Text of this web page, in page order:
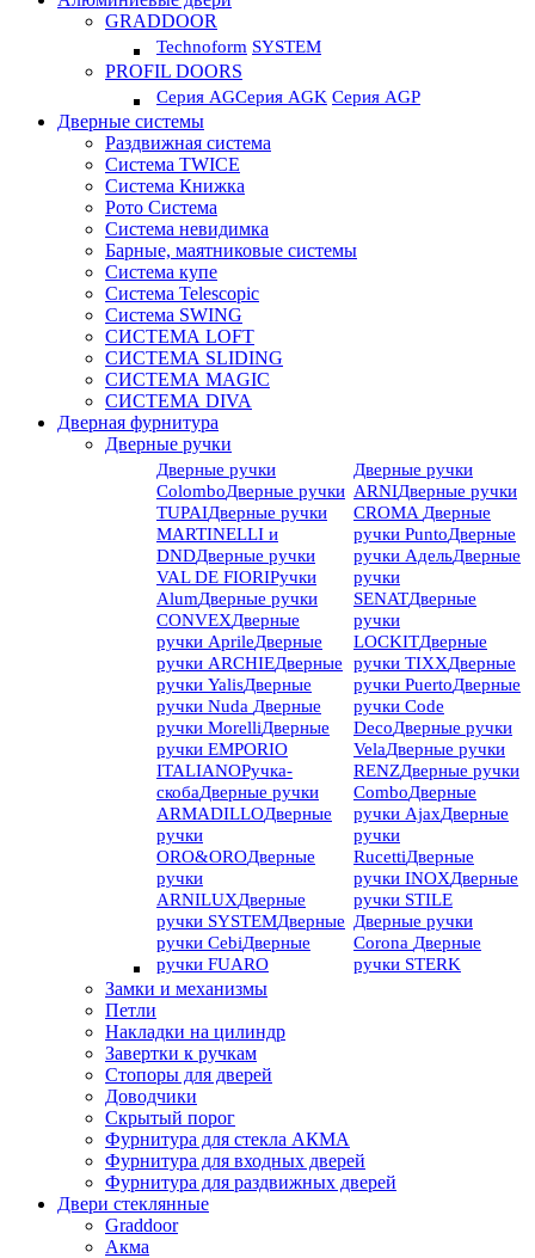
GRADDOOR
Technoform SYSTEM
PROFIL DOORS
Серия AGСерия AGK Серия AGP
Дверные системы
Раздвижная система
Система TWICE
Система Книжка
Рото Система
Система невидимка
Барные, маятниковые системы
Система купе
Система Telescopic
Система SWING
СИСТЕМА LOFT
СИСТЕМА SLIDING
СИСТЕМА MAGIC
СИСТЕМА DIVA
Дверная фурнитура
Дверные ручки
Дверные ручки
ColomboДверные ручки
TUPAIДверные ручки
MARTINELLI и
DNDДверные ручки
VAL DE FIORIРучки
AlumДверные ручки
CONVEXДверные
ручки AprileДверные
ручки ARCHIEДверные
ручки YalisДверные
ручки Nuda Дверные
ручки MorelliДверные
ручки EMPORIO
ITALIANOРучка-
скобаДверные ручки
ARMADILLOДверные
ручки
ORO&OROДверные
ручки
ARNILUXДверные
ручки SYSTEMДверные
ручки CebiДверные
ручки FUARO
Дверные ручки
ARNIДверные ручки
CROMA Дверные
ручки PuntoДверные
ручки АдельДверные
ручки
SENATДверные
ручки
LOCKITДверные
ручки TIXXДверные
ручки PuertoДверные
ручки Code
DecoДверные ручки
VelaДверные ручки
RENZДверные ручки
ComboДверные
ручки AjaxДверные
ручки
RucettiДверные
ручки INOXДверные
ручки STILE
Дверные ручки
Corona Дверные
ручки STERK
Замки и механизмы
Петли
Накладки на цилиндр
Завертки к ручкам
Стопоры для дверей
Доводчики
Скрытый порог
Фурнитура для стекла АКМА
Фурнитура для входных дверей
Фурнитура для раздвижных дверей
Двери стеклянные
Graddoor
Акма